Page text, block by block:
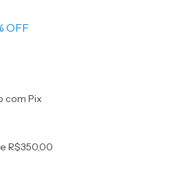
OFF
com Pix
R$350,00